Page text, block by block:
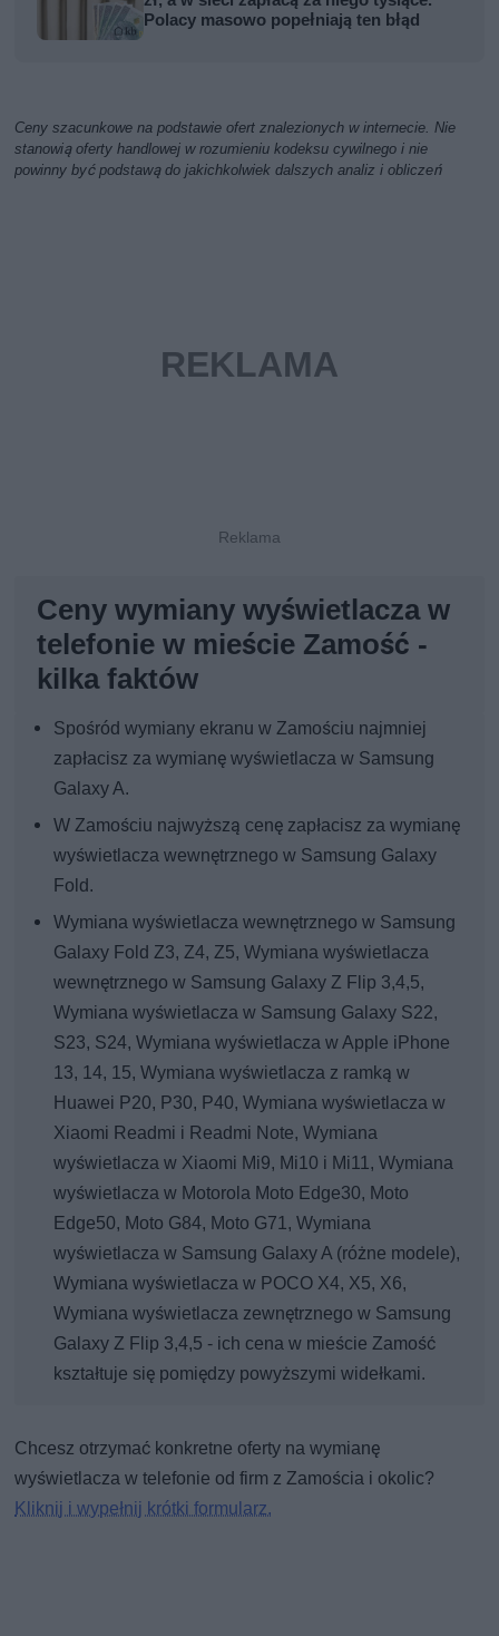
Polacy masowo popełniają ten błąd
Ceny szacunkowe na podstawie ofert znalezionych w internecie. Nie
stanowią oferty handlowej w rozumieniu kodeksu cywilnego i nie
powinny być podstawą do jakichkolwiek dalszych analiz i obliczeń
Ceny wymiany wyświetlacza w
telefonie w mieście Zamość -
kilka faktów
Spośród wymiany ekranu w Zamościu najmniej
zapłacisz za wymianę wyświetlacza w Samsung
Galaxy A.
W Zamościu najwyższą cenę zapłacisz za wymianę
wyświetlacza wewnętrznego w Samsung Galaxy
Fold.
Wymiana wyświetlacza wewnętrznego w Samsung
Galaxy Fold Z3, Z4, Z5, Wymiana wyświetlacza
wewnętrznego w Samsung Galaxy Z Flip 3,4,5,
Wymiana wyświetlacza w Samsung Galaxy S22,
S23, S24, Wymiana wyświetlacza w Apple iPhone
13, 14, 15, Wymiana wyświetlacza z ramką w
Huawei P20, P30, P40, Wymiana wyświetlacza w
Xiaomi Readmi i Readmi Note, Wymiana
wyświetlacza w Xiaomi Mi9, Mi10 i Mi11, Wymiana
wyświetlacza w Motorola Moto Edge30, Moto
Edge50, Moto G84, Moto G71, Wymiana
wyświetlacza w Samsung Galaxy A (różne modele),
Wymiana wyświetlacza w POCO X4, X5, X6,
Wymiana wyświetlacza zewnętrznego w Samsung
Galaxy Z Flip 3,4,5 - ich cena w mieście Zamość
kształtuje się pomiędzy powyższymi widełkami.
Chcesz otrzymać konkretne oferty na wymianę
wyświetlacza w telefonie od firm z Zamościa i okolic?
Kliknij i wypełnij krótki formularz.